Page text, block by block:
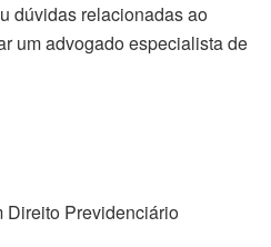
dúvidas relacionadas ao
um advogado especialista de
Direito Previdenciário